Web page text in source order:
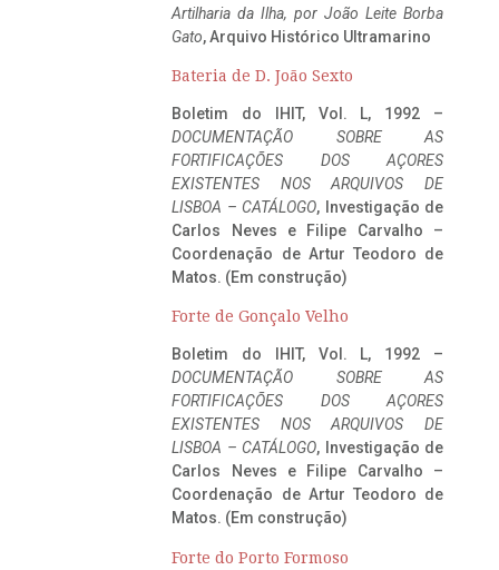
Artilharia da Ilha, por João Leite Borba
Gato, Arquivo Histórico Ultramarino
Bateria de D. João Sexto
Boletim do IHIT, Vol. L, 1992 –
DOCUMENTAÇÃO SOBRE AS
FORTIFICAÇÕES DOS AÇORES
EXISTENTES NOS ARQUIVOS DE
LISBOA – CATÁLOGO, Investigação de
Carlos Neves e Filipe Carvalho –
Coordenação de Artur Teodoro de
Matos. (Em construção)
Forte de Gonçalo Velho
Boletim do IHIT, Vol. L, 1992 –
DOCUMENTAÇÃO SOBRE AS
FORTIFICAÇÕES DOS AÇORES
EXISTENTES NOS ARQUIVOS DE
LISBOA – CATÁLOGO, Investigação de
Carlos Neves e Filipe Carvalho –
Coordenação de Artur Teodoro de
Matos. (Em construção)
Forte do Porto Formoso